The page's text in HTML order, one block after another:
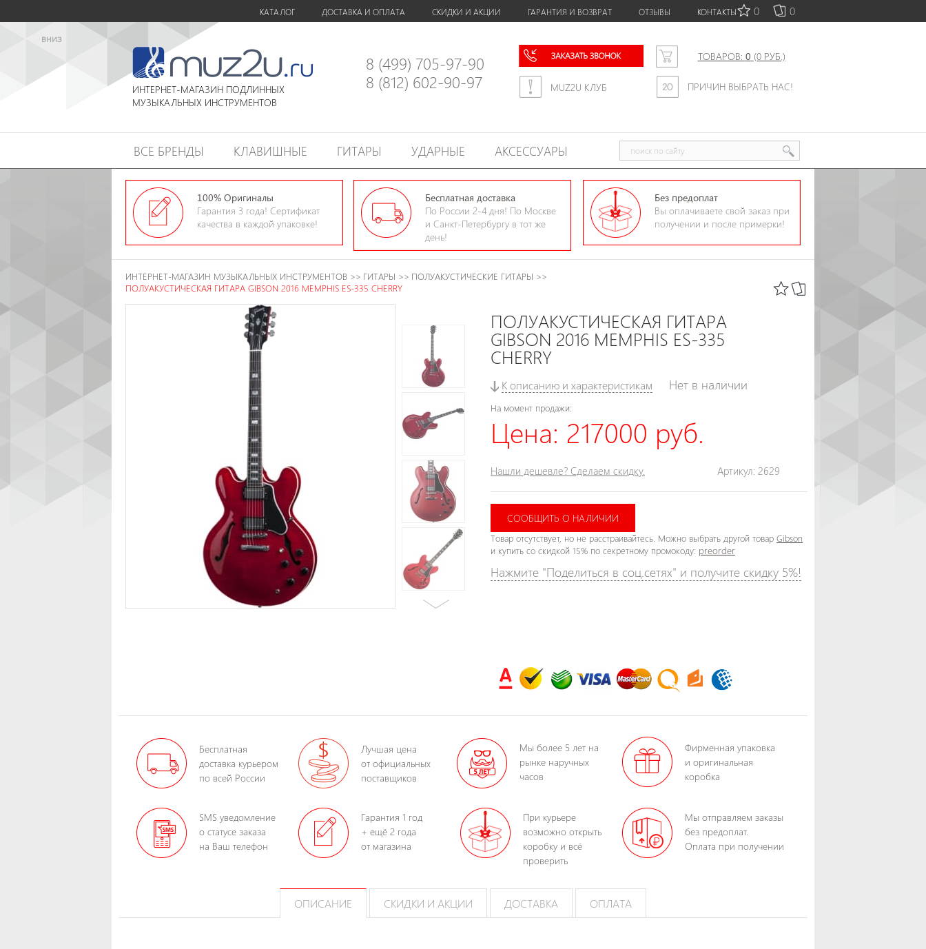
вниз
КАТАЛОГ ДОСТАВКА И ОПЛАТА СКИДКИ И АКЦИИ ГАРАНТИЯ И ВОЗВРАТ ОТЗЫВЫ КОНТАКТЫ 0
0
ИНТЕРНЕТ-МАГАЗИН ПОДЛИННЫХ
МУЗЫКАЛЬНЫХ ИНСТРУМЕНТОВ
8 (499) 705-97-90
8 (812) 602-90-97
MUZ2U КЛУБ
ТОВАРОВ: 0 (0 РУБ.)
ПРИЧИН ВЫБРАТЬ НАС!
ВСЕ БРЕНДЫ КЛАВИШНЫЕ ГИТАРЫ УДАРНЫЕ АКСЕССУАРЫ
100% Оригиналы
Гарантия 3 года! Сертификат
качества в каждой упаковке!
Бесплатная доставка
По России 2-4 дня! По Москве
и Санкт-Петербургу в тот же
день!
Без предоплат
Вы оплачиваете свой заказ при
получении и после примерки!
ИНТЕРНЕТ-МАГАЗИН МУЗЫКАЛЬНЫХ ИНСТРУМЕНТОВ >> ГИТАРЫ >> ПОЛУАКУСТИЧЕСКИЕ ГИТАРЫ >>
ПОЛУАКУСТИЧЕСКАЯ ГИТАРА GIBSON 2016 MEMPHIS ES-335 CHERRY
ПОЛУАКУСТИЧЕСКАЯ ГИТАРА
GIBSON 2016 MEMPHIS ES-335
CHERRY
К описанию и характеристикам Нет в наличии
На момент продажи:
Цена: 217000 руб.
Нашли дешевле? Сделаем скидку. Артикул: 2629
СООБЩИТЬ О НАЛИЧИИ
Товар отсутствует, но не расстраивайтесь. Можно выбрать другой товар Gibson
и купить со скидкой 15% по секретному промокоду: preorder
Нажмите "Поделиться в соц.сетях" и получите скидку 5%!
Бесплатная
доставка курьером
по всей России
Лучшая цена
от официальных
поставщиков
Мы более 5 лет на
рынке наручных
часов
Фирменная упаковка
и оригинальная
коробка
SMS уведомление
о статусе заказа
на Ваш телефон
Гарантия 1 год
+ ещё 2 года
от магазина
При курьере
возможно открыть
коробку и всё
проверить
Мы отправляем заказы
без предоплат.
Оплата при получении
ОПИСАНИЕ СКИДКИ И АКЦИИ ДОСТАВКА ОПЛАТА